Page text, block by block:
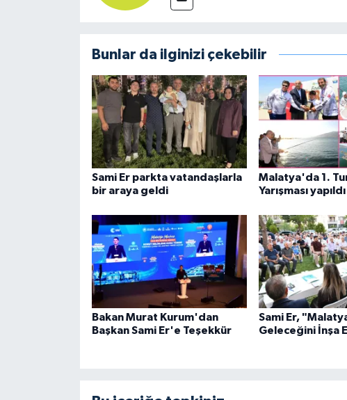
Bunlar da ilginizi çekebilir
Sami Er parkta vatandaşlarla
bir araya geldi
Malatya'da 1.
Yarışması yapıldı
Bakan Murat Kurum'dan
Başkan Sami Er'e Teşekkür
Sami Er,
Geleceğini İnşa